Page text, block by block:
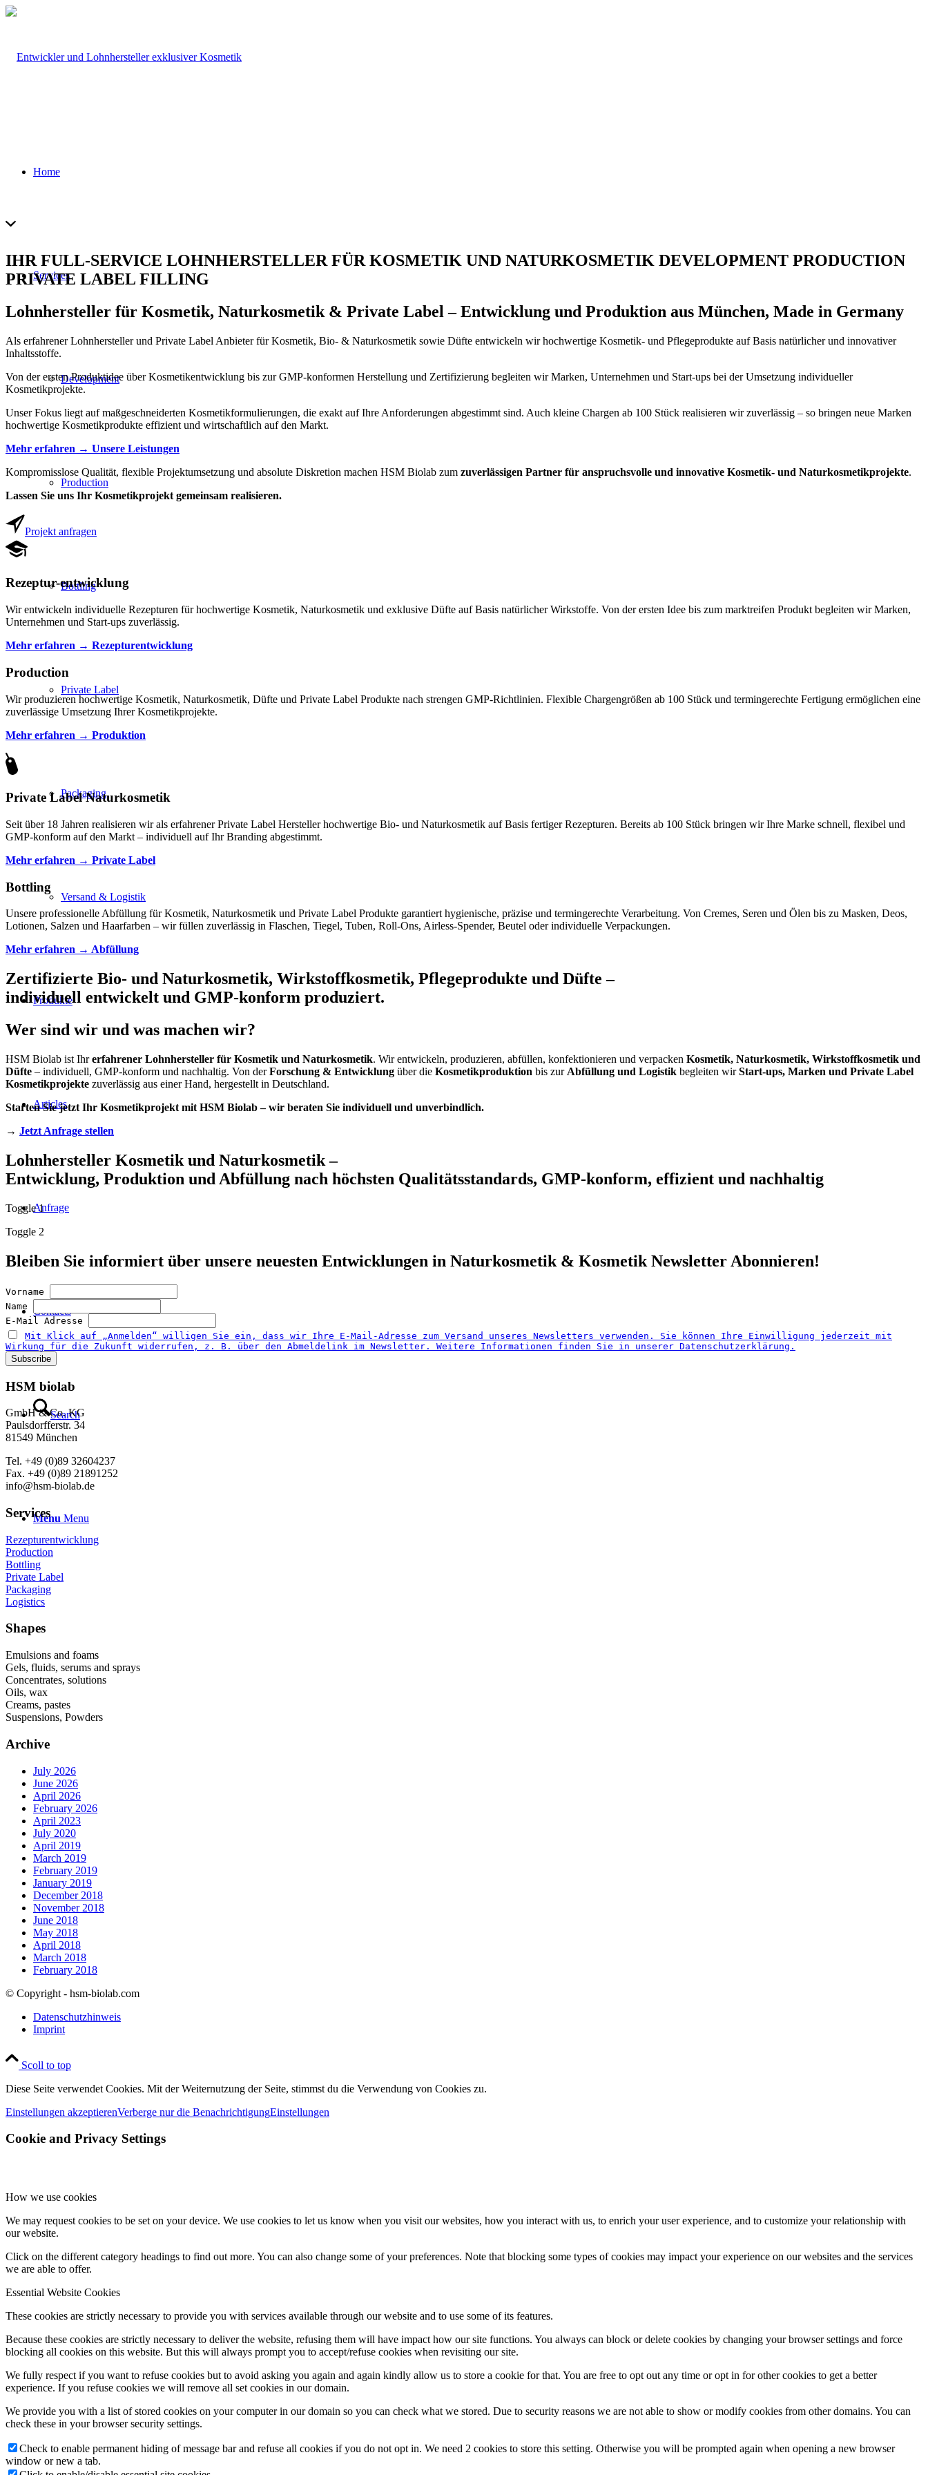
Home
Services
Development
Production
Bottling
Private Label
Packaging
Versand & Logistik
Produkte
Articles
Anfrage
Contacts
Search
Menu Menu
IHR FULL-SERVICE LOHNHERSTELLER FÜR KOSMETIK UND NATURKOSMETIK DEVELOPMENT PRODUCTION
PRIVATE LABEL FILLING
Lohnhersteller für Kosmetik, Naturkosmetik & Private Label – Entwicklung und Produktion aus München, Made in Germany
Als erfahrener Lohnhersteller und Private Label Anbieter für Kosmetik, Bio- & Naturkosmetik sowie Düfte entwickeln wir hochwertige Kosmetik- und Pflegeprodukte auf Basis natürlicher und innovativer
Inhaltsstoffe.
Von der ersten Produktidee über Kosmetikentwicklung bis zur GMP-konformen Herstellung und Zertifizierung begleiten wir Marken, Unternehmen und Start-ups bei der Umsetzung individueller
Kosmetikprojekte.
Unser Fokus liegt auf maßgeschneiderten Kosmetikformulierungen, die exakt auf Ihre Anforderungen abgestimmt sind. Auch kleine Chargen ab 100 Stück realisieren wir zuverlässig – so bringen neue Marken
hochwertige Kosmetikprodukte effizient und wirtschaftlich auf den Markt.
Mehr erfahren → Unsere Leistungen
Kompromisslose Qualität, flexible Projektumsetzung und absolute Diskretion machen HSM Biolab zum zuverlässigen Partner für anspruchsvolle und innovative Kosmetik- und Naturkosmetikprojekte.
Lassen Sie uns Ihr Kosmetikprojekt gemeinsam realisieren.
Projekt anfragen
Rezeptur-entwicklung
Wir entwickeln individuelle Rezepturen für hochwertige Kosmetik, Naturkosmetik und exklusive Düfte auf Basis natürlicher Wirkstoffe. Von der ersten Idee bis zum marktreifen Produkt begleiten wir Marken,
Unternehmen und Start-ups zuverlässig.
Mehr erfahren → Rezepturentwicklung
Production
Wir produzieren hochwertige Kosmetik, Naturkosmetik, Düfte und Private Label Produkte nach strengen GMP-Richtlinien. Flexible Chargengrößen ab 100 Stück und termingerechte Fertigung ermöglichen eine
zuverlässige Umsetzung Ihrer Kosmetikprojekte.
Mehr erfahren → Produktion
Private Label Naturkosmetik
Seit über 18 Jahren realisieren wir als erfahrener Private Label Hersteller hochwertige Bio- und Naturkosmetik auf Basis fertiger Rezepturen. Bereits ab 100 Stück bringen wir Ihre Marke schnell, flexibel und
GMP-konform auf den Markt – individuell auf Ihr Branding abgestimmt.
Mehr erfahren → Private Label
Bottling
Unsere professionelle Abfüllung für Kosmetik, Naturkosmetik und Private Label Produkte garantiert hygienische, präzise und termingerechte Verarbeitung. Von Cremes, Seren und Ölen bis zu Masken, Deos,
Lotionen, Salzen und Haarfarben – wir füllen zuverlässig in Flaschen, Tiegel, Tuben, Roll-Ons, Airless-Spender, Beutel oder individuelle Verpackungen.
Mehr erfahren → Abfüllung
Zertifizierte Bio- und Naturkosmetik, Wirkstoffkosmetik, Pflegeprodukte und Düfte –
individuell entwickelt und GMP-konform produziert.
Wer sind wir und was machen wir?
HSM Biolab ist Ihrerfahrener Lohnhersteller für Kosmetik und Naturkosmetik. Wir entwickeln, produzieren, abfüllen, konfektionieren und verpacken Kosmetik, Naturkosmetik, Wirkstoffkosmetik und
Düfte – individuell, GMP-konform und nachhaltig. Von derForschung & Entwicklung über die Kosmetikproduktion bis zur Abfüllung und Logistik begleiten wirStart-ups, Marken und Private Label
Kosmetikprojekte zuverlässig aus einer Hand, hergestellt in Deutschland.
Starten Sie jetzt Ihr Kosmetikprojekt mit HSM Biolab – wir beraten Sie individuell und unverbindlich.
→ Jetzt Anfrage stellen
Lohnhersteller Kosmetik und Naturkosmetik –
Entwicklung, Produktion und Abfüllung nach höchsten Qualitätsstandards, GMP-konform, effizient und nachhaltig
Toggle 1
Toggle 2
Bleiben Sie informiert über unsere neuesten Entwicklungen in Naturkosmetik & Kosmetik Newsletter Abonnieren!
Vorname
Name
E-Mail Adresse
Mit Klick auf „Anmelden“ willigen Sie ein, dass wir Ihre E-Mail-Adresse zum Versand unseres Newsletters verwenden. Sie können Ihre Einwilligung jederzeit mit
Wirkung für die Zukunft widerrufen, z. B. über den Abmeldelink im Newsletter. Weitere Informationen finden Sie in unserer Datenschutzerklärung.
HSM biolab
GmbH & Co. KG
Paulsdorfferstr. 34
81549 München
Tel. +49 (0)89 32604237
Fax. +49 (0)89 21891252
info@hsm-biolab.de
Services
Rezepturentwicklung
Production
Bottling
Private Label
Packaging
Logistics
Shapes
Emulsions and foams
Gels, fluids, serums and sprays
Concentrates, solutions
Oils, wax
Creams, pastes
Suspensions, Powders
Archive
July 2026
June 2026
April 2026
February 2026
April 2023
July 2020
April 2019
March 2019
February 2019
January 2019
December 2018
November 2018
June 2018
May 2018
April 2018
March 2018
February 2018
© Copyright - hsm-biolab.com
Datenschutzhinweis
Imprint
Scoll to top
Diese Seite verwendet Cookies. Mit der Weiternutzung der Seite, stimmst du die Verwendung von Cookies zu.
Einstellungen akzeptierenVerberge nur die BenachrichtigungEinstellungen
Cookie and Privacy Settings
How we use cookies
We may request cookies to be set on your device. We use cookies to let us know when you visit our websites, how you interact with us, to enrich your user experience, and to customize your relationship with
our website.
Click on the different category headings to find out more. You can also change some of your preferences. Note that blocking some types of cookies may impact your experience on our websites and the services
we are able to offer.
Essential Website Cookies
These cookies are strictly necessary to provide you with services available through our website and to use some of its features.
Because these cookies are strictly necessary to deliver the website, refusing them will have impact how our site functions. You always can block or delete cookies by changing your browser settings and force
blocking all cookies on this website. But this will always prompt you to accept/refuse cookies when revisiting our site.
We fully respect if you want to refuse cookies but to avoid asking you again and again kindly allow us to store a cookie for that. You are free to opt out any time or opt in for other cookies to get a better
experience. If you refuse cookies we will remove all set cookies in our domain.
We provide you with a list of stored cookies on your computer in our domain so you can check what we stored. Due to security reasons we are not able to show or modify cookies from other domains. You can
check these in your browser security settings.
Check to enable permanent hiding of message bar and refuse all cookies if you do not opt in. We need 2 cookies to store this setting. Otherwise you will be prompted again when opening a new browser
window or new a tab.